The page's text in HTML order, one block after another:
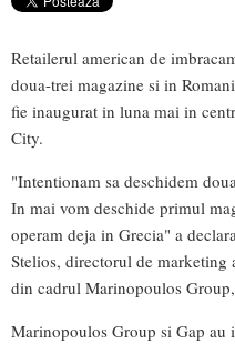
Retailerul american de
doua-trei magazine si in
fie inaugurat in luna mai in
City.
"Intentionam sa deschidem
In mai vom deschide primul
operam deja in Grecia" a
Stelios, directorul de marketing
din cadrul Marinopoulos
Marinopoulos Group si Gap au